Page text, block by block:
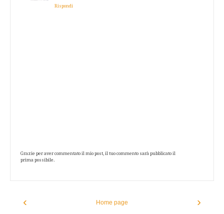
Rispondi
Grazie per aver commentato il mio post, il tuo commento sarà pubblicato il
prima possibile.
‹ ›
Home page